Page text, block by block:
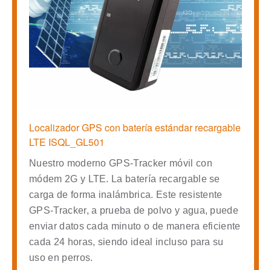
Localizador GPS con batería estándar recargable
LTE ISQL_GL501
Nuestro moderno GPS-Tracker móvil con
módem 2G y LTE. La batería recargable se
carga de forma inalámbrica. Este resistente
GPS-Tracker, a prueba de polvo y agua, puede
enviar datos cada minuto o de manera eficiente
cada 24 horas, siendo ideal incluso para su
uso en perros.